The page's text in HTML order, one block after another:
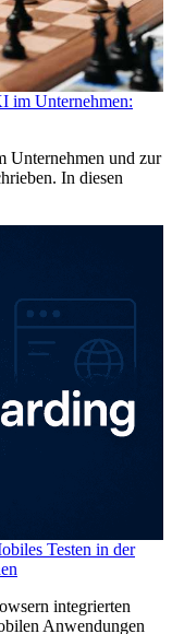
im Unternehmen:
Unternehmen und zur
In diesen
Testen in der
integrierten
Anwendungen